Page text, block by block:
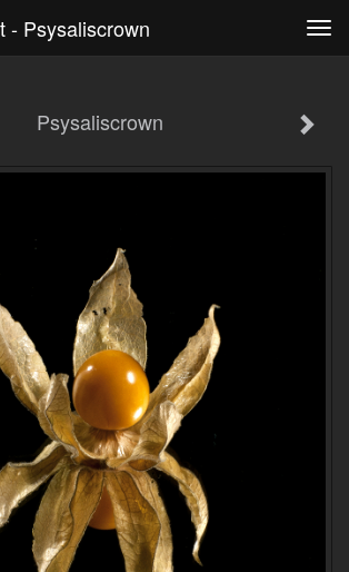
- Psysaliscrown
Psysaliscrown